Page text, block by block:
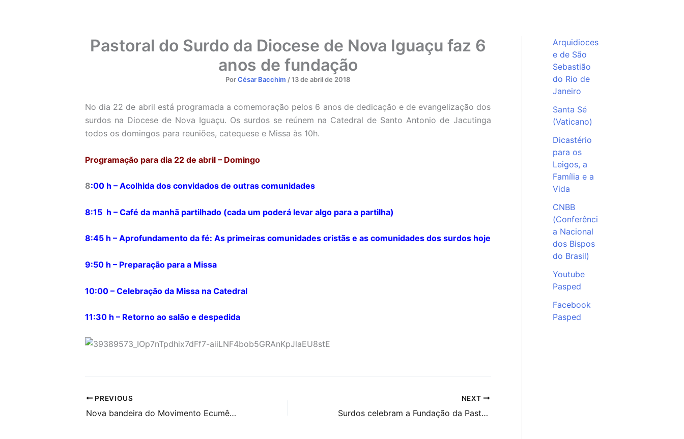
Pastoral do Surdo da Diocese de Nova Iguaçu faz 6
anos de fundação
PorCésar Bacchim /13 de abril de 2018
No dia 22 de abril está programada a comemoração pelos 6 anos de dedicação e de evangelização dos
surdos na Diocese de Nova Iguaçu. Os surdos se reúnem na Catedral de Santo Antonio de Jacutinga
todos os domingos para reuniões, catequese e Missa às 10h.
Programação para dia 22 de abril – Domingo
8:00 h – Acolhida dos convidados de outras comunidades
8:15 h – Café da manhã partilhado (cada um poderá levar algo para a partilha)
8:45 h – Aprofundamento da fé: As primeiras comunidades cristãs e as comunidades dos surdos hoje
9:50 h – Preparação para a Missa
10:00 – Celebração da Missa na Catedral
11:30 h – Retorno ao salão e despedida
PREVIOUS
Nova bandeira do Movimento Ecumênico FCD do Brasil
NEXT
Surdos celebram a Fundação da Pastoral na Diocese de Nova Iguaçu
Arquidioces
e de São
Sebastião
do Rio de
Janeiro
Santa Sé
(Vaticano)
Dicastério
para os
Leigos, a
Família e a
Vida
CNBB
(Conferênci
a Nacional
dos Bispos
do Brasil)
Youtube
Pasped
Facebook
Pasped